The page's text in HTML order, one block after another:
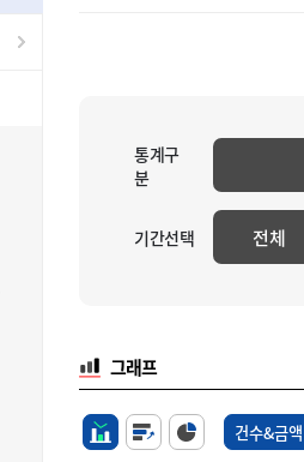
통계구
분
기간선택 전체
그래프
건수&금액